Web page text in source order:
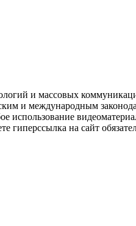
и массовых
и международным
использование
гиперссылка на сайт